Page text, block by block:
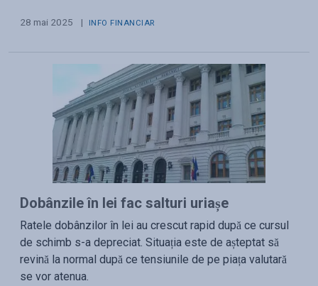
28 mai 2025 | INFO FINANCIAR
Dobânzile în lei fac salturi uriașe
Ratele dobânzilor în lei au crescut rapid după ce cursul
de schimb s-a depreciat. Situația este de așteptat să
revină la normal după ce tensiunile de pe piața valutară
se vor atenua.